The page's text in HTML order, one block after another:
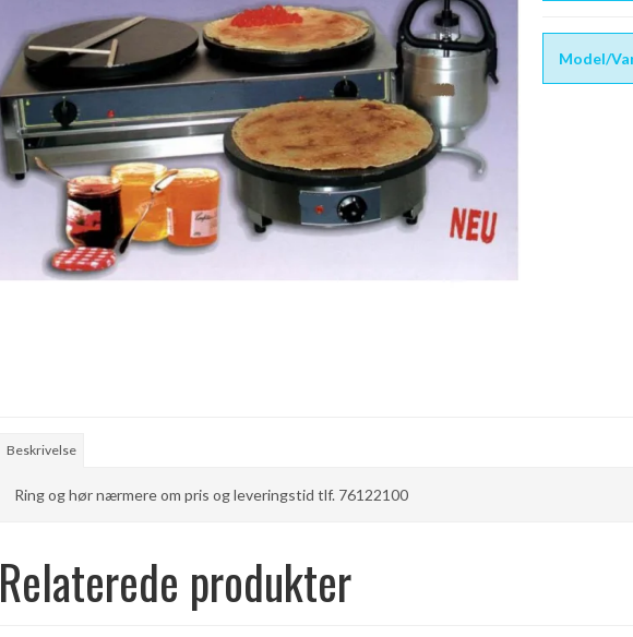
Model/
Beskrivelse
Ring og hør nærmere om pris og leveringstid tlf. 76122100
Relaterede produkter